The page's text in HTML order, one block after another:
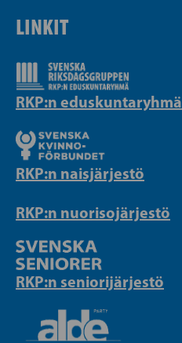
LINKIT
RKP:n eduskuntaryhmä
RKP:n naisjärjestö
RKP:n nuorisojärjestö
RKP:n seniorijärjestö